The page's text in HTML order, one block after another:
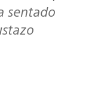
sentado